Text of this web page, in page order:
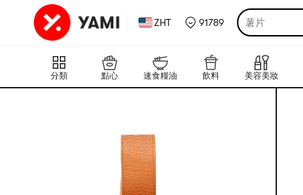
ZHT 91789 薯片
分類 點心 速食糧油 飲料 美容美妝